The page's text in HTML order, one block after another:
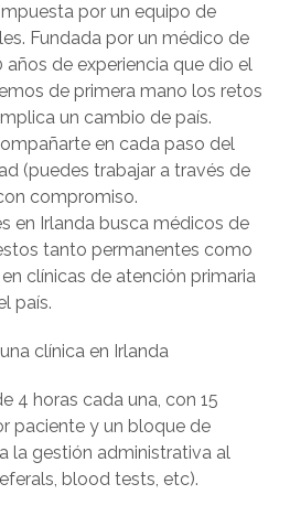
por un equipo de
Fundada por un médico de
de experiencia que dio el
de primera mano los retos
un cambio de país.
en cada paso del
(puedes trabajar a través de
compromiso.
en Irlanda busca médicos de
tanto permanentes como
clínicas de atención primaria
país.
clínica en Irlanda
4 horas cada una, con 15
paciente y un bloque de
la gestión administrativa al
blood tests, etc).